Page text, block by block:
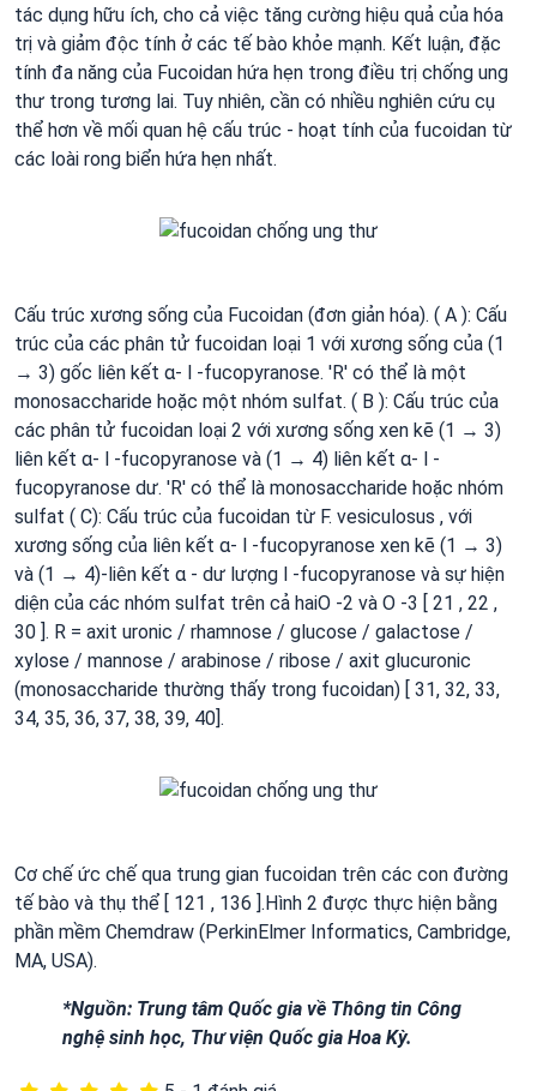
tác dụng hữu ích, cho cả việc tăng cường hiệu quả của hóa
trị và giảm độc tính ở các tế bào khỏe mạnh. Kết luận, đặc
tính đa năng của Fucoidan hứa hẹn trong điều trị chống ung
thư trong tương lai. Tuy nhiên, cần có nhiều nghiên cứu cụ
thể hơn về mối quan hệ cấu trúc - hoạt tính của fucoidan từ
các loài rong biển hứa hẹn nhất.
Cấu trúc xương sống của Fucoidan (đơn giản hóa). ( A ): Cấu
trúc của các phân tử fucoidan loại 1 với xương sống của (1
→ 3) gốc liên kết α- l -fucopyranose. 'R' có thể là một
monosaccharide hoặc một nhóm sulfat. ( B ): Cấu trúc của
các phân tử fucoidan loại 2 với xương sống xen kẽ (1 → 3)
liên kết α- l -fucopyranose và (1 → 4) liên kết α- l -
fucopyranose dư. 'R' có thể là monosaccharide hoặc nhóm
sulfat ( C): Cấu trúc của fucoidan từ F. vesiculosus , với
xương sống của liên kết α- l -fucopyranose xen kẽ (1 → 3)
và (1 → 4)-liên kết α - dư lượng l -fucopyranose và sự hiện
diện của các nhóm sulfat trên cả haiO -2 và O -3 [ 21 , 22 ,
30 ]. R = axit uronic / rhamnose / glucose / galactose /
xylose / mannose / arabinose / ribose / axit glucuronic
(monosaccharide thường thấy trong fucoidan) [ 31, 32, 33,
34, 35, 36, 37, 38, 39, 40].
Cơ chế ức chế qua trung gian fucoidan trên các con đường
tế bào và thụ thể [ 121 , 136 ].Hình 2 được thực hiện bằng
phần mềm Chemdraw (PerkinElmer Informatics, Cambridge,
MA, USA).
*Nguồn: Trung tâm Quốc gia về Thông tin Công
nghệ sinh học, Thư viện Quốc gia Hoa Kỳ.